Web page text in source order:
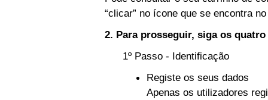
“clicar” no ícone que se encontra
2. Para prosseguir, siga os
1º Passo - Identificação
Registe os seus dados
Apenas os utilizadores